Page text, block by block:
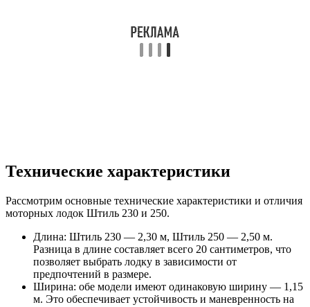
Технические характеристики
Рассмотрим основные технические характеристики и отличия
моторных лодок Штиль 230 и 250.
Длина: Штиль 230 — 2,30 м, Штиль 250 — 2,50 м.
Разница в длине составляет всего 20 сантиметров, что
позволяет выбрать лодку в зависимости от
предпочтений в размере.
Ширина: обе модели имеют одинаковую ширину — 1,15
м. Это обеспечивает устойчивость и маневренность на